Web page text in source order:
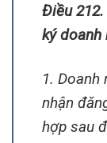
Điều 212.
ký doanh
1. Doanh
nhận
hợp sau